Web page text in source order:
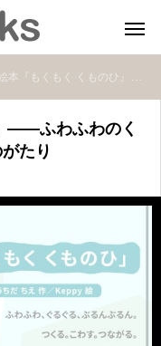
もく くものひ』――ふわふわのくもでつながる、空間と心のものがたり
――ふわふわのく
たり